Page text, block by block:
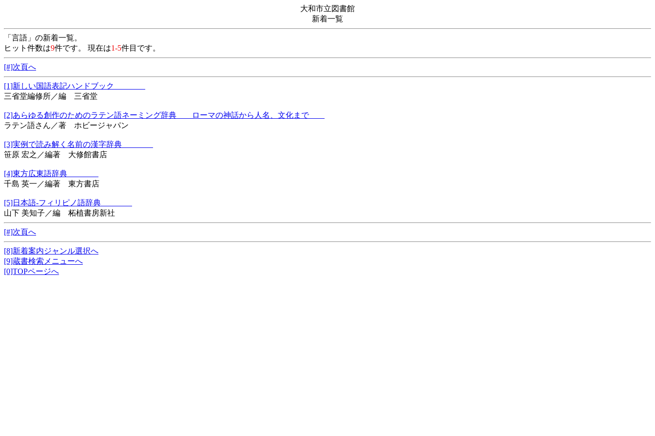
大和市立図書館
新着一覧
「言語」の新着一覧。
ヒット件数は9件です。 現在は1-5件目です。
[#]次頁へ
[1]新しい国語表記ハンドブック
三省堂編修所／編 三省堂
[2]あらゆる創作のためのラテン語ネーミング辞典 ローマの神話から人名、文化まで
ラテン語さん／著 ホビージャパン
[3]実例で読み解く名前の漢字辞典
笹原 宏之／編著 大修館書店
[4]東方広東語辞典
千島 英一／編著 東方書店
[5]日本語-フィリピノ語辞典
山下 美知子／編 柘植書房新社
[#]次頁へ
[8]新着案内ジャンル選択へ
[9]蔵書検索メニューへ
[0]TOPページへ